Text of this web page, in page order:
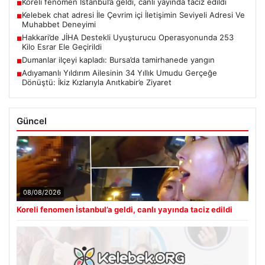
■
■Kelebek chat adresi İle Çevrim içi İletişimin Seviyeli Adresi Ve
Muhabbet Deneyimi
■Hakkari’de JİHA Destekli Uyuşturucu Operasyonunda 253
Kilo Esrar Ele Geçirildi
■Dumanlar ilçeyi kapladı: Bursa’da tamirhanede yangın
■Adıyamanlı Yıldırım Ailesinin 34 Yıllık Umudu Gerçeğe
Dönüştü: İkiz Kızlarıyla Anıtkabir’e Ziyaret
Güncel
08/08/2026
Koreli fenomen İstanbul’a geldi, canlı yayında taciz edildi